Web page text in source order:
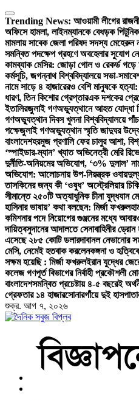
Skip
to
content
Trending News: আওয়ামী লীগের
অফিসে হামলা, লাইনম্যানকে বেধড়ক পিটুনি
মামলায় সাবেক জেলা পরিষদ সদস্য মেহেরুন
সমন্বিত পদক্ষেপ গ্রহণে অবহেলার সুযোগ
কামব্যাক মেসির: জোড়া গোল ও রেকর্ড গড়ে
কর্মসূচি, জগন্নাথ বিশ্ববিদ্যালয়ে সভা-
নামে সাড়ে ৪ হাজারেরও বেশি মানুষকে
ধারণ, তিন কিশোর গ্রেপ্তারএক দশকের
ইতালিরজুলাই গণঅভ্যুত্থানে আহত যোদ্ধা
গণঅভ্যুত্থান দিবস খুলনা বিশ্ববিদ্যালয়ে
পক্ষেজুলাই গণঅভ্যুত্থান স্মৃতি জাদুঘর
বাংলাদেশহরমুজ প্রণালি ফের চালুর আশা,
‘স্পাইডার-ম্যান’ খ্যাত অভিনেত্রী মেরি
দুর্নীতি-অনিয়মের অভিযোগ, ‘৩% দুলাল’
অভিযোগ: আলোচনায় উপ-নিয়ন্ত্রক
তাসকিনের জন্য কী ‘ওষুধ’ অস্ট্রেলিয়ার
সীমান্তে ২৫০টি অত্যাধুনিক চীনা যুদ্ধযান
হাসিনার ভাষায়’ কথা বলছেন: মির্জা ফখরুল
কমিশনার পদে নিয়োগের গুঞ্জনের মধ্যে
দায়িত্বসুদানের আদালতে সেনাবাহিনীর
এসেছে ২৮৫ কোটি ডলারদাবানল নেভানোর
মেসি, নেমেই হতবাক করলেনকঙ্গনা ও
সক্ষম হয়েছি : মির্জা ফখরুলইরান যুদ্ধের
কলেজ গণপূর্ত বিভাগের নির্বাহী প্রকৌশলী
বাংলাদেশসমন্বিত প্রচেষ্টায় ৪-৫ বছরেই
গ্রেফতার ১৪ হাজারসোনারগাঁয়ে দুই
শুক্র. আগ ৭, ২০২৬
বাংলা নিউজ পেপার